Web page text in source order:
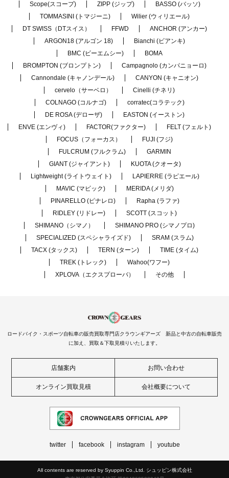
Scope(スコープ)
ZIPP (ジップ)
BASSO (バッソ)
TOMMASINI (トマジーニ)
Wilier (ウィリエール)
DT SWISS（DTスイス）
FFWD
ANCHOR (アンカー)
ARGON18 (アルゴン 18)
Bianchi (ビアンキ)
BMC (ビーエムシー)
BOMA
BROMPTON (ブロンプトン)
Campagnolo (カンパニョーロ)
Cannondale (キャノンデール)
CANYON (キャニオン)
cervelo（サーベロ）
Cinelli (チネリ)
COLNAGO (コルナゴ)
corratec(コラテック)
DE ROSA (デローザ)
EASTON (イーストン)
ENVE (エンヴィ)
FACTOR(ファクター)
FELT (フェルト)
FOCUS（フォーカス）
FUJI (フジ)
FULCRUM (フルクラム)
GARMIN
GIANT (ジャイアント)
KUOTA (クオータ)
Lightweight (ライトウェイト)
LAPIERRE (ラピエール)
MAVIC (マビック)
MERIDA (メリダ)
PINARELLO (ピナレロ)
Rapha (ラファ)
RIDLEY (リドレー)
SCOTT (スコット)
SHIMANO（シマノ）
SHIMANO PRO (シマノプロ)
SPECIALIZED (スペシャライズド)
SRAM (スラム)
TACX (タックス)
TERN (ターン)
TIME (タイム)
TREK (トレック)
Wahoo(ワフー)
XPLOVA（エクスプローバ）
その他
ロードバイク・スポーツ自転車の販売買取専門店クラウンギアーズ 新品と中古の自転車販売
に加え、買取＆下取見積りいたします。
店舗案内 お問い合わせ
オンライン買取見積 会社概要について
twitter facebook instagram youtube
All contents are reserved by Syuppin Co.,Ltd. シュッピン株式会社